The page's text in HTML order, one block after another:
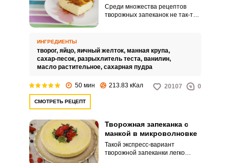
Среди множества рецептов
творожных запеканок не так-то
нюансы.
ИНГРЕДИЕНТЫ
творог, яйцо, яичный желток, манная крупа,
сахар-песок, разрыхлитель теста, ванилин,
масло растительное, сахарная пудра
50 мин 213.83 кКал 20107 0
СМОТРЕТЬ РЕЦЕПТ
Творожная запеканка с
манкой в микроволновке
Такой экспресс-вариант
творожной запеканки легко